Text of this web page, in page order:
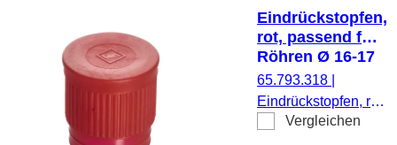
Eindrückstopfen,
rot, passend für
Röhren Ø 16-17
mm
65.793.318
Eindrückstopfen, rot,
passend für Röhren
Vergleichen